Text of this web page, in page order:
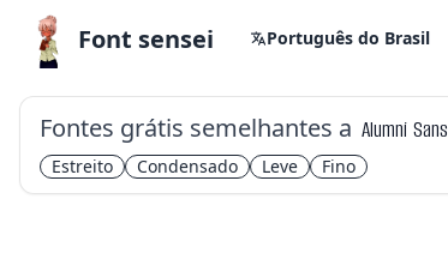
Font sensei Português do Brasil
Fontes grátis semelhantes a Alumni Sans
Estreito Condensado Leve Fino